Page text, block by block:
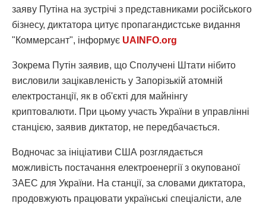
заяву Путіна на зустрічі з представниками російського
бізнесу, диктатора цитує пропагандистське видання
"Коммерсант", інформує UAINFO.org
Зокрема Путін заявив, що Сполучені Штати нібито
висловили зацікавленість у Запорізькій атомній
електростанції, як в об'єкті для майнінгу
криптовалюти. При цьому участь України в управлінні
станцією, заявив диктатор, не передбачається.
Водночас за ініціативи США розглядається
можливість постачання електроенергії з окупованої
ЗАЕС для України. На станції, за словами диктатора,
продовжують працювати українські спеціалісти, але